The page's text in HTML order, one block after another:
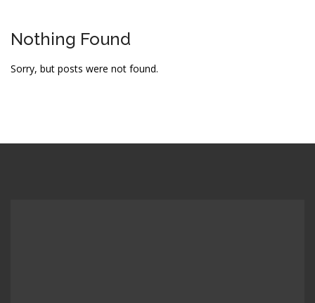
Nothing Found
Sorry, but posts were not found.